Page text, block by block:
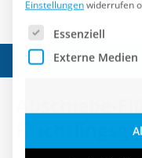
Abschiebe-